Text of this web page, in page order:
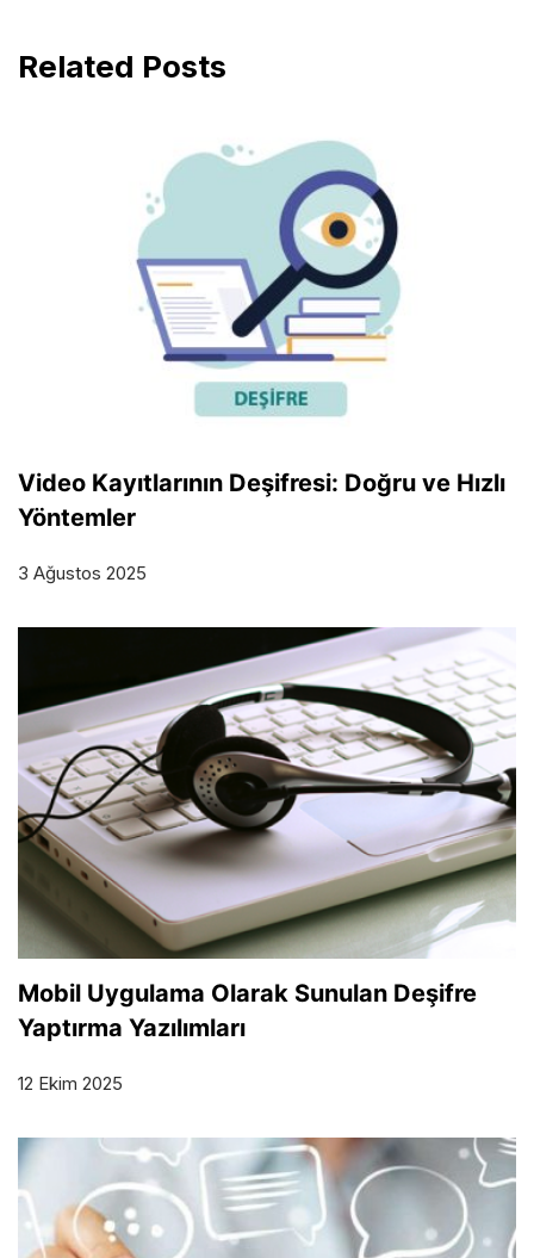
Related Posts
Video Kayıtlarının Deşifresi: Doğru ve Hızlı
Yöntemler
3 Ağustos 2025
Mobil Uygulama Olarak Sunulan Deşifre
Yaptırma Yazılımları
12 Ekim 2025